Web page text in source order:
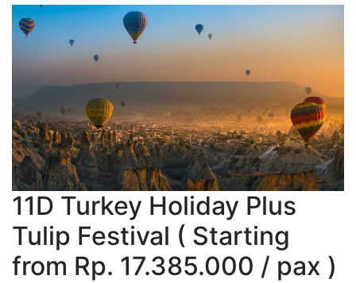
11D Turkey Holiday Plus
Tulip Festival ( Starting
from Rp. 17.385.000 / pax )